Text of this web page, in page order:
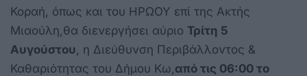
Κοραή, όπως και του ΗΡΩΟΥ επί της Ακτής
Μιαούλη,θα διενεργήσει αύριο Τρίτη 5
Αυγούστου , η Διεύθυνση Περιβάλλοντος &
Καθαριότητας του Δήμου Κω, από τις 06:00 το